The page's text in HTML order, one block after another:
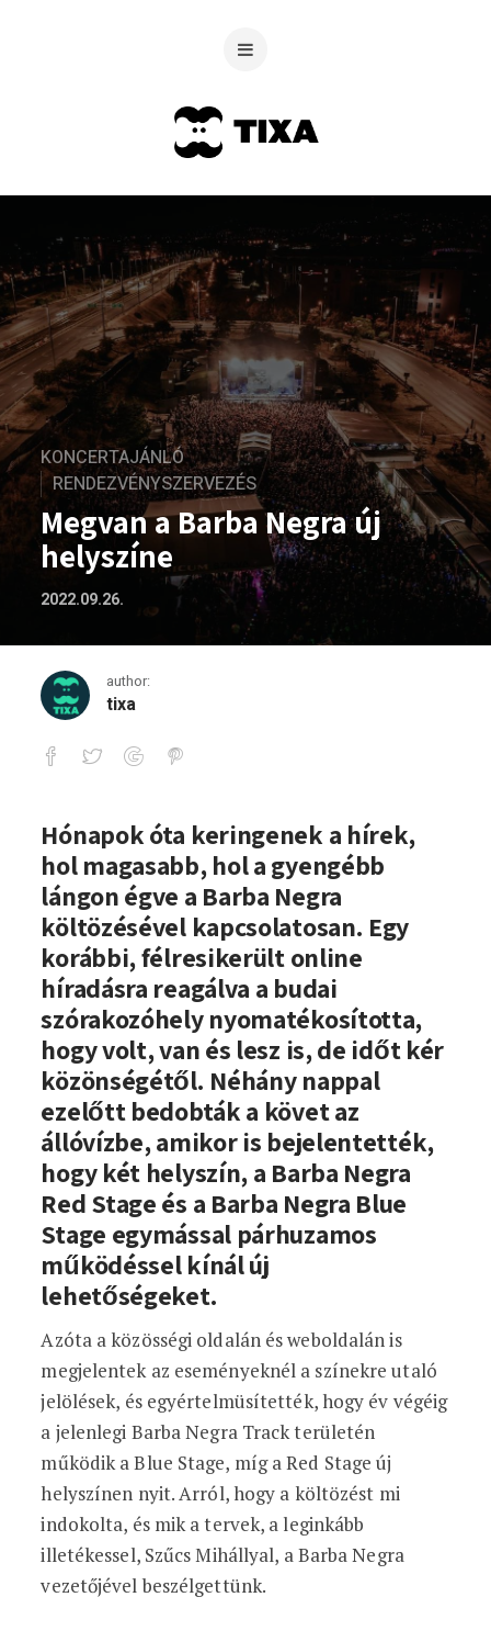
KONCERTAJÁNLÓ
RENDEZVÉNYSZERVEZÉS
Megvan a Barba Negra új
helyszíne
2022.09.26.
author:
tixa
Megvan a Barba Negra új helyszíne
Hónapok óta keringenek a hírek,
hol magasabb, hol a gyengébb
lángon égve a Barba Negra
költözésével kapcsolatosan. Egy
korábbi, félresikerült online
híradásra reagálva a budai
szórakozóhely nyomatékosította,
hogy volt, van és lesz is, de időt kér
közönségétől. Néhány nappal
ezelőtt bedobták a követ az
állóvízbe, amikor is bejelentették,
hogy két helyszín, a Barba Negra
Red Stage és a Barba Negra Blue
Stage egymással párhuzamos
működéssel kínál új
lehetőségeket.
Azóta a közösségi oldalán és weboldalán is
megjelentek az eseményeknél a színekre utaló
jelölések, és egyértelmüsítették, hogy év végéig
a jelenlegi Barba Negra Track területén
működik a Blue Stage, míg a Red Stage új
helyszínen nyit. Arról, hogy a költözést mi
indokolta, és mik a tervek, a leginkább
illetékessel, Szűcs Mihállyal, a Barba Negra
vezetőjével beszélgettünk.